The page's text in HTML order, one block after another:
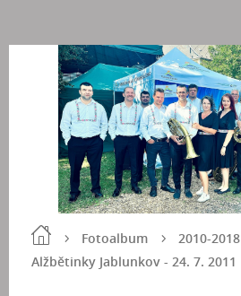
Fotoalbum
2010-2018
Alžbětinky Jablunkov - 24. 7. 2011